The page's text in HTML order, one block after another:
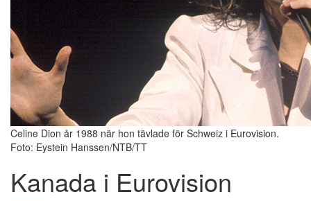
Celine Dion år 1988 när hon tävlade för Schweiz i Eurovision.
Foto: Eystein Hanssen/NTB/TT
Kanada i Eurovision